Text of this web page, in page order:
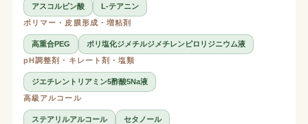
アスコルビン酸
L-テアニン
ポリマー・皮膜形成・増粘剤
高重合PEG
ポリ塩化ジメチルジメチレンピロリジニウム液
pH調整剤・キレート剤・塩類
ジエチレントリアミン5酢酸5Na液
高級アルコール
ステアリルアルコール
セタノール